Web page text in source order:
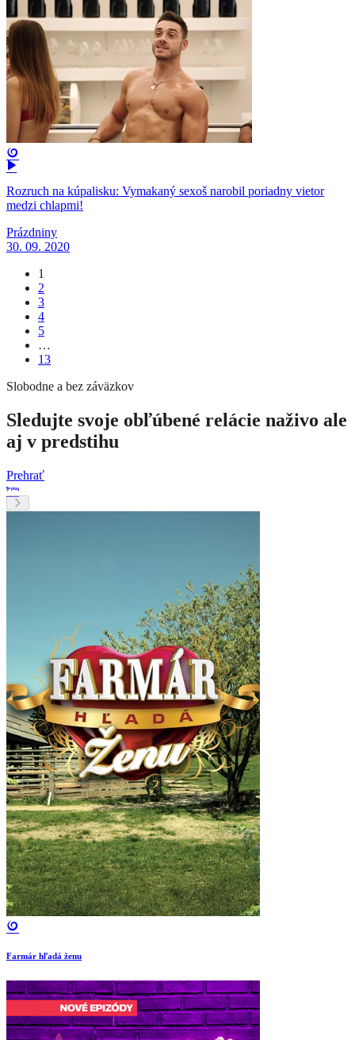
Rozruch na kúpalisku: Vymakaný sexoš narobil poriadny vietor
medzi chlapmi!
Prázdniny
30. 09. 2020
1
2
3
4
5
…
13
Slobodne a bez záväzkov
Sledujte svoje obľúbené relácie naživo ale
aj v predstihu
Prehrať
Farmár hľadá ženu